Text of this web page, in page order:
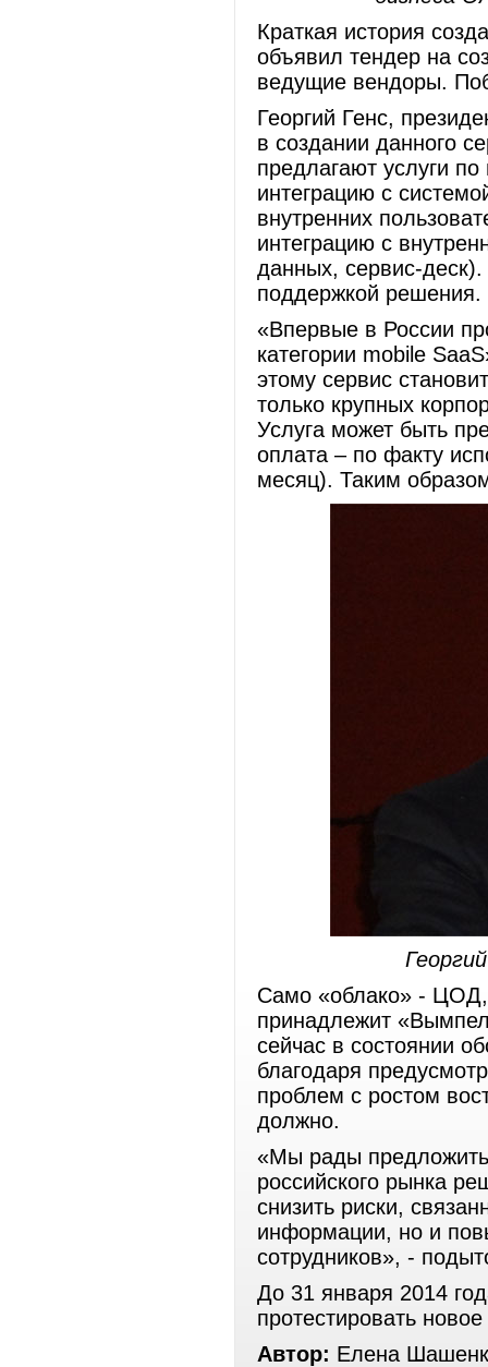
Краткая история
объявил тендер на
ведущие вендоры.
Георгий Генс,
в создании данного
предлагают услуги
интеграцию с
внутренних
интеграцию с
данных, сервис-
поддержкой решения.
«Впервые в России
категории mobile
этому сервис
только крупных
Услуга может быть
оплата – по факту
месяц). Таким
Само «облако» - ЦОД,
принадлежит
сейчас в состоянии
благодаря
проблем с ростом
должно.
«Мы рады
российского рынка
снизить риски,
информации, но и
сотрудников», -
До 31 января 2014
протестировать
Автор: Елена